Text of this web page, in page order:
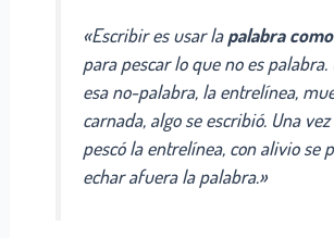
«Escribir es usar lapalabra
para pescar lo que no es palabra.
esa no-palabra, la entrelínea,
carnada, algo se escribió. Una
pescó la entrelínea, con alivio se
echar afuera la palabra.»